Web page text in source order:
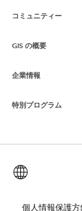
ArcGIS の概要
マッピング
コミュニティー
Esri Community
ArcGIS ブログ
ユーザー調査および
Esri Young
GIS の概要
GIS とは
ロケーション インテ
トレーニング
ArcUser
企業情報
Esri について
採用情報
オープンビジョン
特別プログラム
ArcGIS for Student Use
自然保護
個人情報保護方